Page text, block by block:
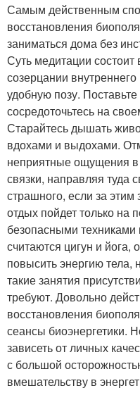
Самым действенным
восстановления
заниматься дома без
Суть медитации состоит
созерцании
удобную позу.
сосредоточьтесь на
Старайтесь дышать
вдохами и выдохами.
неприятные ощущения
связки, направляя туда
страшного, если за этим
отдых пойдет только на
безопасными
считаются цигун и йога,
повысить энергию тела,
такие занятия
требуют. Довольно
восстановления
сеансы биоэнергетики.
зависеть от личных
с большой
вмешательству в